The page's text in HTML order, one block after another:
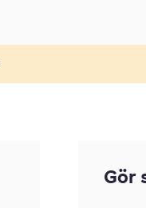
Gör